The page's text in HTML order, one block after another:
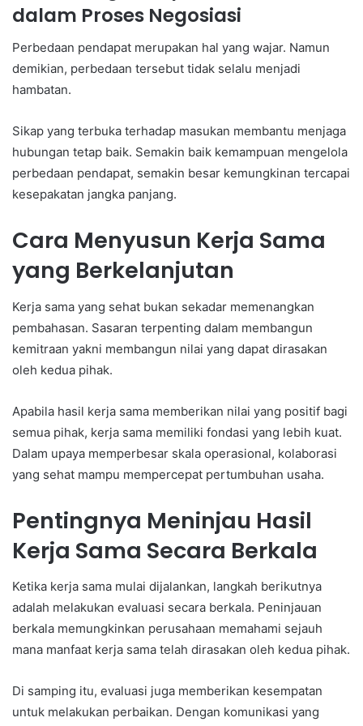
dalam Proses Negosiasi
Perbedaan pendapat merupakan hal yang wajar. Namun
demikian, perbedaan tersebut tidak selalu menjadi
hambatan.
Sikap yang terbuka terhadap masukan membantu menjaga
hubungan tetap baik. Semakin baik kemampuan mengelola
perbedaan pendapat, semakin besar kemungkinan tercapai
kesepakatan jangka panjang.
Cara Menyusun Kerja Sama
yang Berkelanjutan
Kerja sama yang sehat bukan sekadar memenangkan
pembahasan. Sasaran terpenting dalam membangun
kemitraan yakni membangun nilai yang dapat dirasakan
oleh kedua pihak.
Apabila hasil kerja sama memberikan nilai yang positif bagi
semua pihak, kerja sama memiliki fondasi yang lebih kuat.
Dalam upaya memperbesar skala operasional, kolaborasi
yang sehat mampu mempercepat pertumbuhan usaha.
Pentingnya Meninjau Hasil
Kerja Sama Secara Berkala
Ketika kerja sama mulai dijalankan, langkah berikutnya
adalah melakukan evaluasi secara berkala. Peninjauan
berkala memungkinkan perusahaan memahami sejauh
mana manfaat kerja sama telah dirasakan oleh kedua pihak.
Di samping itu, evaluasi juga memberikan kesempatan
untuk melakukan perbaikan. Dengan komunikasi yang